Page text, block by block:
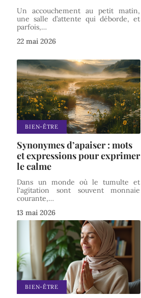
Un accouchement au petit matin,
une salle d’attente qui déborde, et
parfois,…
22 mai 2026
BIEN-ÊTRE
Synonymes d’apaiser : mots
et expressions pour exprimer
le calme
Dans un monde où le tumulte et
l'agitation sont souvent monnaie
courante,…
13 mai 2026
BIEN-ÊTRE